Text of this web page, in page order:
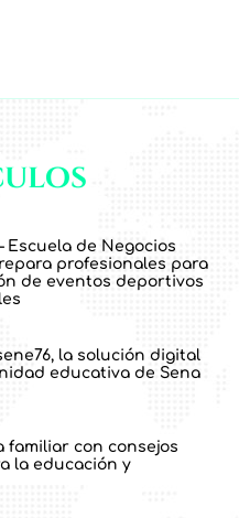
Escuela de Negocios
profesionales para
de eventos deportivos
la solución digital
educativa de Sena
familiar con consejos
la educación y